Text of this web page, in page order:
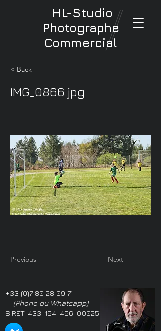
HL-Studio
Photographe
Commercial
< Back
IMG_0866.jpg
Previous Next
+33 (0)7 80 28 09 71
(Phone ou Whatsapp)
SIRET: 433-164-456-00025